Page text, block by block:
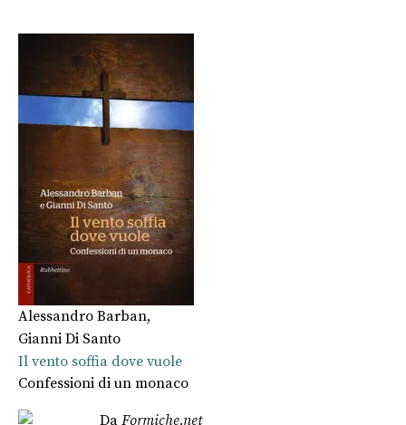
Alessandro Barban,
Gianni Di Santo
Il vento soffia dove vuole
Confessioni di un monaco
Da Formiche.net